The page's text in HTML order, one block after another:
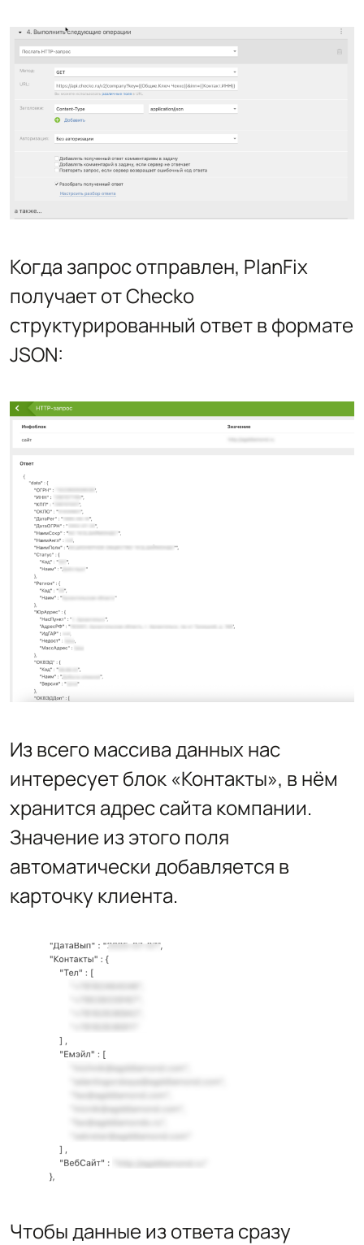
Когда запрос отправлен, PlanFix
получает от Checko
структурированный ответ в формате
JSON:
Из всего массива данных нас
интересует блок «Контакты», в нём
хранится адрес сайта компании.
Значение из этого поля
автоматически добавляется в
карточку клиента.
Чтобы данные из ответа сразу